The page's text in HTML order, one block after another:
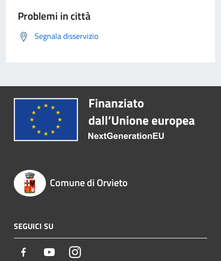
Problemi in città
Segnala disservizio
Comune di Orvieto
SEGUICI SU
Facebook YoutubeInstagram